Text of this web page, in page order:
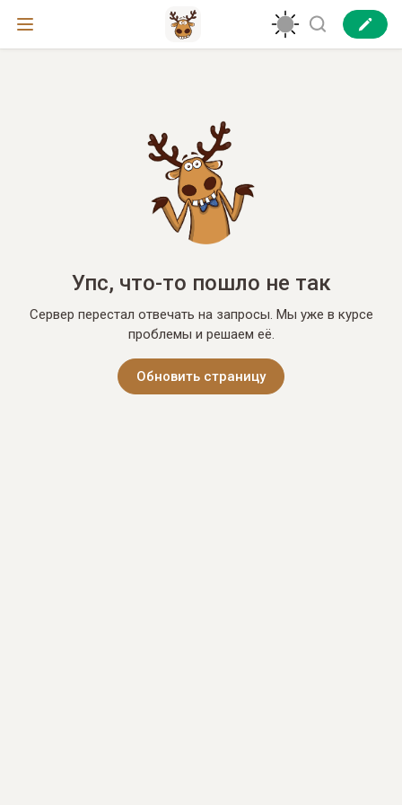
Упс, что-то пошло не так
Сервер перестал отвечать на запросы. Мы уже в курсе
проблемы и решаем её.
Обновить страницу